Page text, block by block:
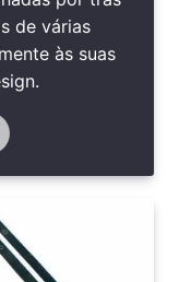
de várias
às suas